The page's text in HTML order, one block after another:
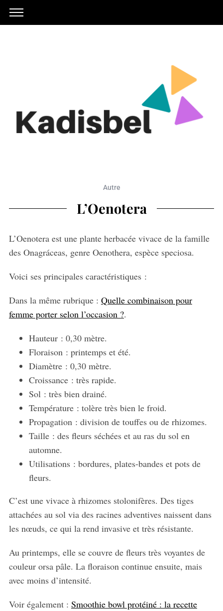
Autre
L’Oenotera
L’Oenotera est une plante herbacée vivace de la famille
des Onagráceas, genre Oenothera, espèce speciosa.
Voici ses principales caractéristiques :
Dans la même rubrique : Quelle combinaison pour
femme porter selon l’occasion ?.
Hauteur : 0,30 mètre.
Floraison : printemps et été.
Diamètre : 0,30 mètre.
Croissance : très rapide.
Sol : très bien drainé.
Température : tolère très bien le froid.
Propagation : division de touffes ou de rhizomes.
Taille : des fleurs séchées et au ras du sol en
automne.
Utilisations : bordures, plates-bandes et pots de
fleurs.
C’est une vivace à rhizomes stolonifères. Des tiges
attachées au sol via des racines adventives naissent dans
les nœuds, ce qui la rend invasive et très résistante.
Au printemps, elle se couvre de fleurs très voyantes de
couleur orsa pâle. La floraison continue ensuite, mais
avec moins d’intensité.
Voir également : Smoothie bowl protéiné : la recette